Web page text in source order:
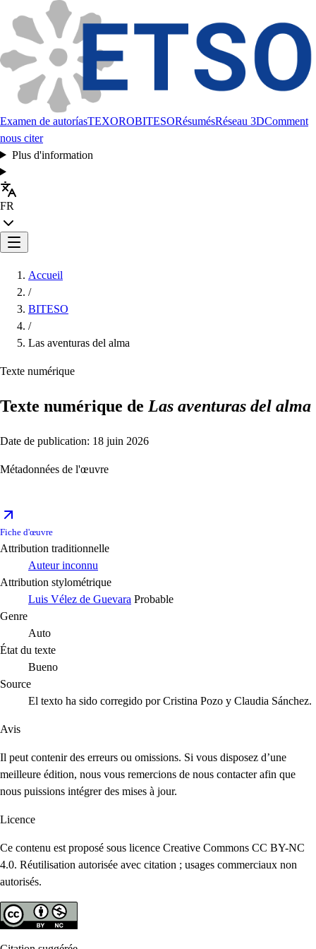
Examen de autoríasTEXOROBITESORésumésRéseau 3DComment
nous citer
Plus d'information
FR
Accueil
/
BITESO
/
Las aventuras del alma
Texte numérique
Texte numérique de Las aventuras del alma
Date de publication: 18 juin 2026
Métadonnées de l'œuvre
Fiche d'œuvre
Attribution traditionnelle
Auteur inconnu
Attribution stylométrique
Luis Vélez de Guevara Probable
Genre
Auto
État du texte
Bueno
Source
El texto ha sido corregido por Cristina Pozo y Claudia Sánchez.
Avis
Il peut contenir des erreurs ou omissions. Si vous disposez d’une
meilleure édition, nous vous remercions de nous contacter afin que
nous puissions intégrer des mises à jour.
Licence
Ce contenu est proposé sous licence Creative Commons CC BY-NC
4.0. Réutilisation autorisée avec citation ; usages commerciaux non
autorisés.